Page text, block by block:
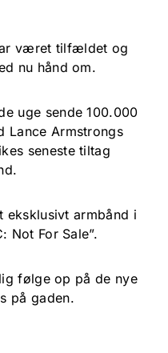
været tilfældet og
nu hånd om.
uge sende 100.000
Lance Armstrongs
seneste tiltag
armbånd i
Not For Sale”.
følge op på de nye
på gaden.